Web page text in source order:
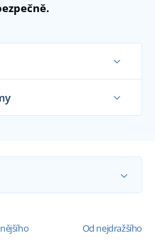
trička vám natiskneme
Od nejdražšího